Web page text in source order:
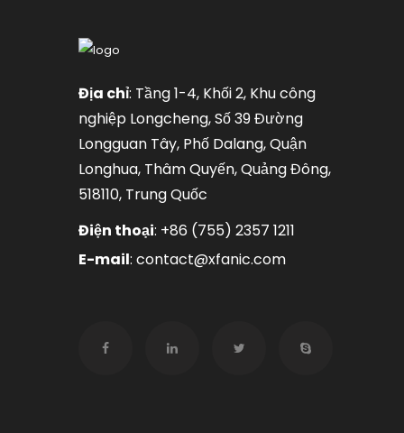
Địa chỉ: Tầng 1-4, Khối 2, Khu công
nghiệp Longcheng, Số 39 Đường
Longguan Tây, Phố Dalang, Quận
Longhua, Thâm Quyến, Quảng Đông,
518110, Trung Quốc
Điện thoại: +86 (755) 2357 1211
E-mail: contact@xfanic.com